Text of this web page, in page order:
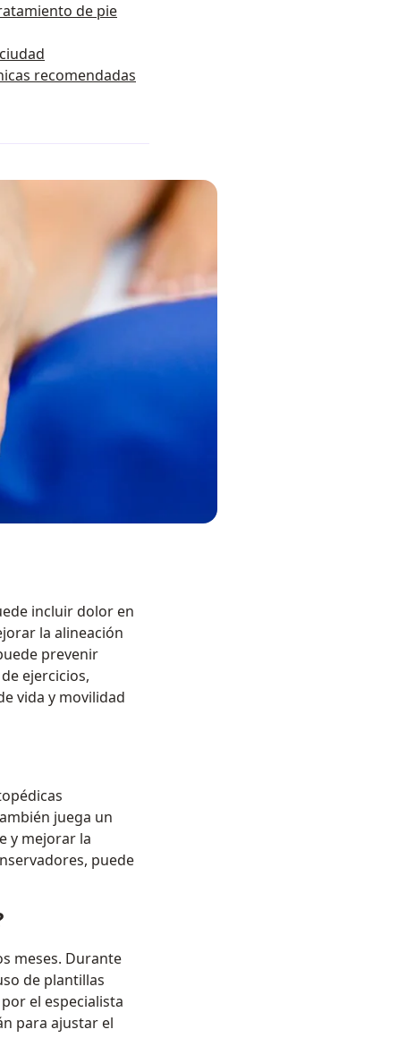
de pie
recomendadas
incluir dolor en
la alineación
prevenir
ejercicios,
vida y movilidad
juega un
y mejorar la
puede
meses. Durante
de plantillas
el especialista
para ajustar el